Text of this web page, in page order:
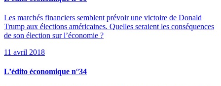
Les marchés financiers semblent prévoir une victoire de Donald
Trump aux élections américaines. Quelles seraient les conséquences
de son élection sur l’économie ?
11 avril 2018
L’édito économique n°34